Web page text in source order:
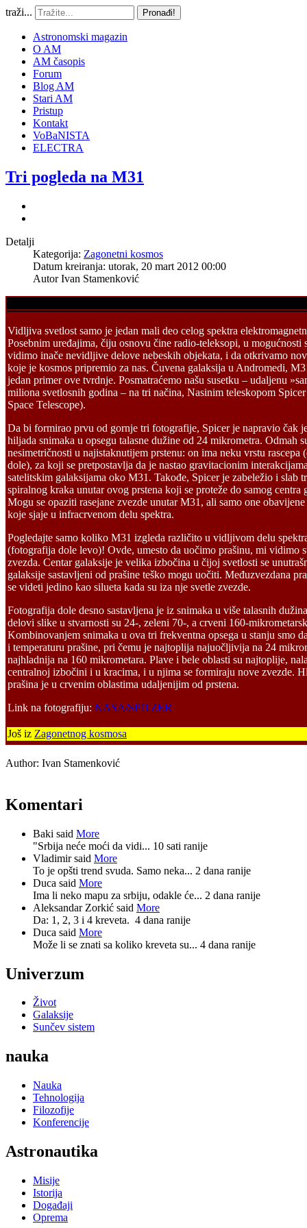
traži... Pronađi!
Astronomski magazin
O AM
AM časopis
Forum
Blog AM
Stari AM
Pristup
Kontakt
VoBaNISTA
ELECTRA
Tri pogleda na M31
Detalji
Kategorija: Zagonetni kosmos
Datum kreiranja: utorak, 20 mart 2012 00:00
AutorIvan Stamenković
Vidljiva svetlost samo je jedan mali deo celog spektra
Posebnim uređajima, čiju osnovu čine radio-teleksopi, u mogućnosti
vidimo inače nevidljive delove nebeskih objekata, i da otkrivamo
koje je kosmos pripremio za nas. Čuvena galaksija u Andromedi,
jedan primer ove tvrdnje. Posmatraćemo našu susetku – udaljenu
miliona svetlosnih godina – na tri načina, Nasinim teleskopom
Space Telescope).
Da bi formirao prvu od gornje tri fotografije, Spicer je napravio čak
hiljada snimaka u opsegu talasne dužine od 24 mikrometra. Odmah
nesimetričnosti u najistaknutijem prstenu: on ima neku vrstu rascepa
dole), za koji se pretpostavlja da je nastao gravitacionim
satelitskim galaksijama oko M31. Takođe, Spicer je zabeležio i slab
spiralnog kraka unutar ovog prstena koji se proteže do samog centra
Mogu se opaziti rasejane zvezde unutar M31, ali samo one
koje sjaje u infracrvenom delu spektra.
Pogledajte samo koliko M31 izgleda različito u vidljivom delu
(fotografija dole levo)! Ovde, umesto da uočimo prašinu, mi vidimo
zvezda. Centar galaksije je velika izbočina u čijoj svetlosti se
galaksije sastavljeni od prašine teško mogu uočiti. Međuzvezdana
se videti jedino kao silueta kada su iza nje svetle zvezde.
Fotografija dole desno sastavljena je iz snimaka u više talasnih
delovi slike u stvarnosti su 24-, zeleni 70-, a crveni 160-
Kombinovanjem snimaka u ova tri frekventna opsega u stanju smo
i temperaturu prašine, pri čemu je najtoplija najuočljivija na 24
najhladnija na 160 mikrometara. Plave i bele oblasti su najtoplije,
centralnoj izbočini i u kracima, i u njima se formiraju nove zvezde.
prašina je u crvenim oblastima udaljenijim od prstena.
Link na fotografiju: NASA/SPITZER
Još iz Zagonetnog kosmosa
Author: Ivan Stamenković
Komentari
Baki said More
"Srbija neće moći da vidi... 10 sati ranije
Vladimir said More
To je opšti trend svuda. Samo neka... 2 dana ranije
Duca said More
Ima li neko mapu za srbiju, odakle će... 2 dana ranije
Aleksandar Zorkić said More
Da: 1, 2, 3 i 4 kreveta. 4 dana ranije
Duca said More
Može li se znati sa koliko kreveta su... 4 dana ranije
Univerzum
Život
Galaksije
Sunčev sistem
nauka
Nauka
Tehnologija
Filozofije
Konferencije
Astronautika
Misije
Istorija
Događaji
Oprema